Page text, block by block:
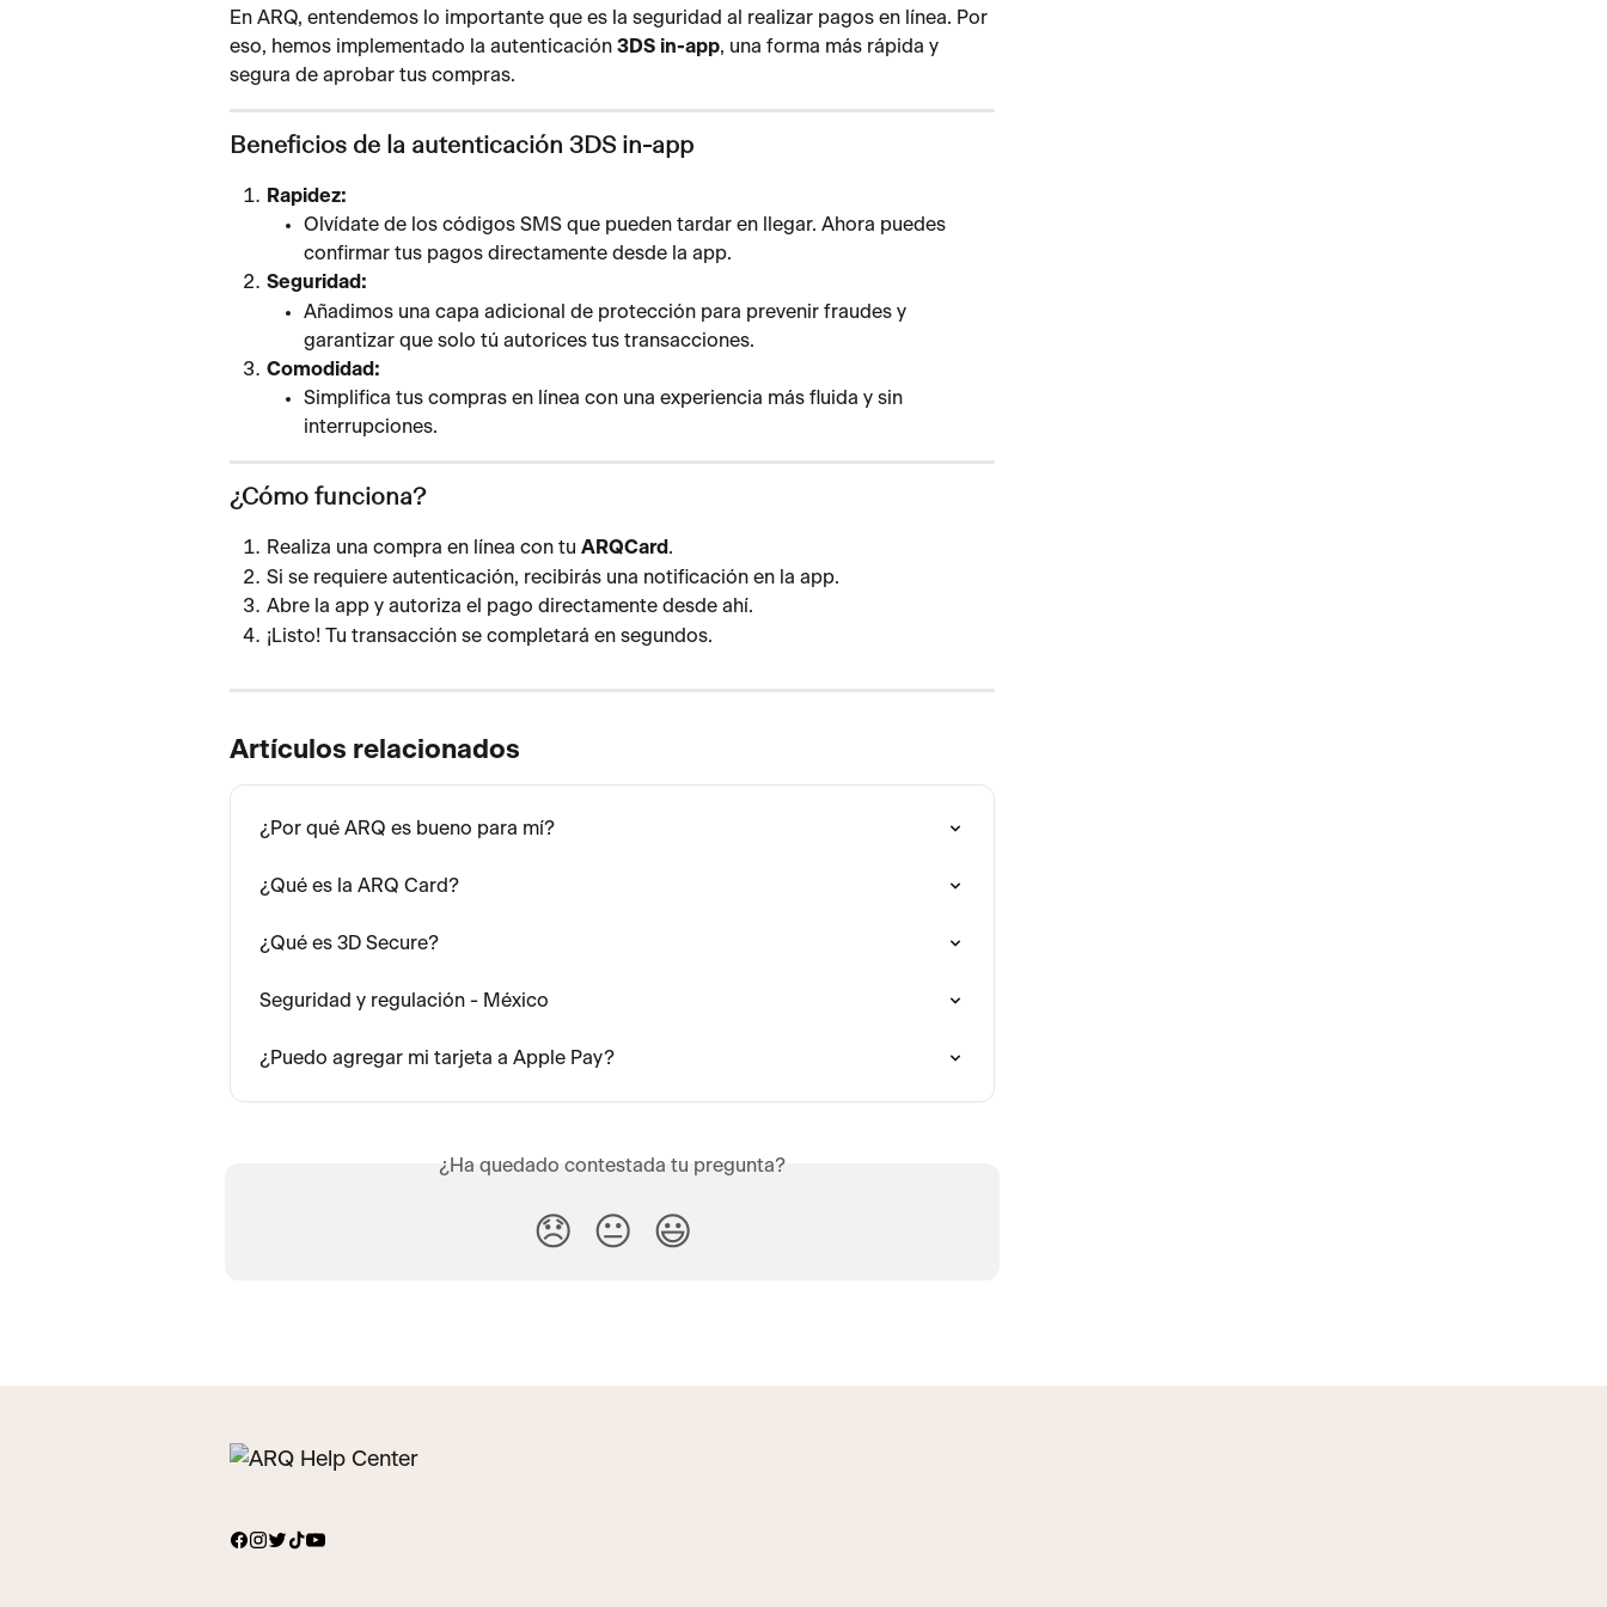
En ARQ, entendemos lo importante que es la seguridad al realizar pagos en línea. Por
eso, hemos implementado la autenticación 3DS in-app, una forma más rápida y
segura de aprobar tus compras.
Beneficios de la autenticación 3DS in-app
Rapidez:
Olvídate de los códigos SMS que pueden tardar en llegar. Ahora puedes
confirmar tus pagos directamente desde la app.
Seguridad:
Añadimos una capa adicional de protección para prevenir fraudes y
garantizar que solo tú autorices tus transacciones.
Comodidad:
Simplifica tus compras en línea con una experiencia más fluida y sin
interrupciones.
¿Cómo funciona?
Realiza una compra en línea con tu ARQCard .
Si se requiere autenticación, recibirás una notificación en la app.
Abre la app y autoriza el pago directamente desde ahí.
¡Listo! Tu transacción se completará en segundos.
Artículos relacionados
¿Por qué ARQ es bueno para mí?
¿Qué es la ARQ Card?
¿Qué es 3D Secure?
Seguridad y regulación - México
¿Puedo agregar mi tarjeta a Apple Pay?
¿Ha quedado contestada tu pregunta?
😞 😐 😃